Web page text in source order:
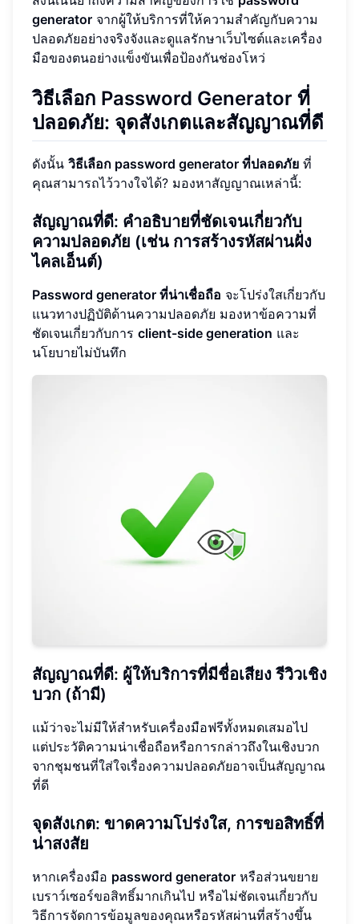
generator จากผู้ให้บริการที่ให้ความสำคัญกับความ
ปลอดภัยอย่างจริงจังและดูแลรักษาเว็บไซต์และเครื่อง
มือของตนอย่างแข็งขันเพื่อป้องกันช่องโหว่
วิธีเลือก Password Generator ที่
ปลอดภัย: จุดสังเกตและสัญญาณที่ดี
ดังนั้น วิธีเลือก password generator ที่ปลอดภัย ที่
คุณสามารถไว้วางใจได้? มองหาสัญญาณเหล่านี้:
สัญญาณที่ดี: คำอธิบายที่ชัดเจนเกี่ยวกับ
ความปลอดภัย (เช่น การสร้างรหัสผ่านฝั่ง
ไคลเอ็นต์)
Password generator ที่น่าเชื่อถือ จะโปร่งใสเกี่ยวกับ
แนวทางปฏิบัติด้านความปลอดภัย มองหาข้อความที่
ชัดเจนเกี่ยวกับการ client-side generation และ
นโยบายไม่บันทึก
สัญญาณที่ดี: ผู้ให้บริการที่มีชื่อเสียง รีวิวเชิง
บวก (ถ้ามี)
แม้ว่าจะไม่มีให้สำหรับเครื่องมือฟรีทั้งหมดเสมอไป
แต่ประวัติความน่าเชื่อถือหรือการกล่าวถึงในเชิงบวก
จากชุมชนที่ใส่ใจเรื่องความปลอดภัยอาจเป็นสัญญาณ
ที่ดี
จุดสังเกต: ขาดความโปร่งใส, การขอสิทธิ์ที่
น่าสงสัย
หากเครื่องมือ password generator หรือส่วนขยาย
เบราว์เซอร์ขอสิทธิ์มากเกินไป หรือไม่ชัดเจนเกี่ยวกับ
วิธีการจัดการข้อมูลของคุณหรือรหัสผ่านที่สร้างขึ้น